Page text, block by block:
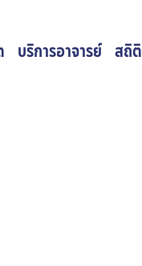
บริการอาจารย์ สถิติ